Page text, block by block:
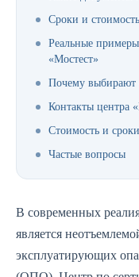
Сроки и
Реальные
«Мостест»
Почему выбирают
Контакты центра
Стоимость и сроки
Частые вопросы
В современных
является
эксплуатирующих